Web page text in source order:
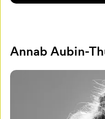
Annab Aubin-